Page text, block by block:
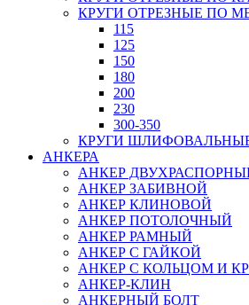
КРУГИ ОТРЕЗНЫЕ ПО
115
125
150
180
200
230
300-350
КРУГИ
АНКЕРА
АНКЕР
АНКЕР ЗАБИВНОЙ
АНКЕР КЛИНОВОЙ
АНКЕР ПОТОЛОЧНЫЙ
АНКЕР РАМНЫЙ
АНКЕР С ГАЙКОЙ
АНКЕР С КОЛЬЦОМ И
АНКЕР-КЛИН
АНКЕРНЫЙ БОЛТ